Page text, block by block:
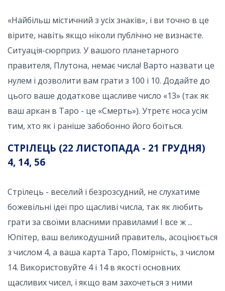
«Найбільш містичний з усіх знаків», і ви точно в це
вірите, навіть якщо ніколи публічно не визнаєте.
Ситуація-сюрприз. У вашого планетарного
правителя, Плутона, немає числа! Варто назвати це
нулем і дозволити вам грати з 100 і 10. Додайте до
цього ваше додаткове щасливе число «13» (так як
ваш аркан в Таро - це «Смерть»). Утретє носа усім
тим, хто як і раніше забобонно його боїться.
СТРІЛЕЦЬ (22 ЛИСТОПАДА - 21 ГРУДНЯ)
4, 14, 56
Стрілець - веселий і безрозсудний, не слухатиме
божевільні ідеї про щасливі числа, так як любить
грати за своїми власними правилами! І все ж ...
Юпітер, ваш великодушний правитель, асоціюється
з числом 4, а ваша карта Таро, Помірність, з числом
14. Використовуйте 4 і 14 в якості основних
щасливих чисел, і якщо вам захочеться з ними